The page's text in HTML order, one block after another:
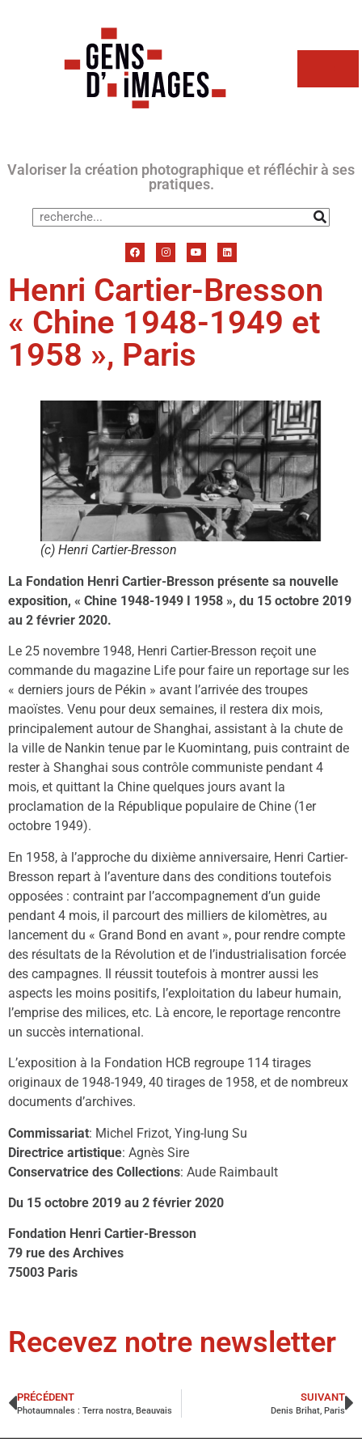
Valoriser la création photographique et réfléchir à ses
pratiques.
Henri Cartier-Bresson
« Chine 1948-1949 et
1958 », Paris
(c) Henri Cartier-Bresson
La Fondation Henri Cartier-Bresson présente sa nouvelle
exposition, « Chine 1948-1949 I 1958 », du 15 octobre 2019
au 2 février 2020.
Le 25 novembre 1948, Henri Cartier-Bresson reçoit une
commande du magazine Life pour faire un reportage sur les
« derniers jours de Pékin » avant l’arrivée des troupes
maoïstes. Venu pour deux semaines, il restera dix mois,
principalement autour de Shanghai, assistant à la chute de
la ville de Nankin tenue par le Kuomintang, puis contraint de
rester à Shanghai sous contrôle communiste pendant 4
mois, et quittant la Chine quelques jours avant la
proclamation de la République populaire de Chine (1er
octobre 1949).
En 1958, à l’approche du dixième anniversaire, Henri Cartier-
Bresson repart à l’aventure dans des conditions toutefois
opposées : contraint par l’accompagnement d’un guide
pendant 4 mois, il parcourt des milliers de kilomètres, au
lancement du « Grand Bond en avant », pour rendre compte
des résultats de la Révolution et de l’industrialisation forcée
des campagnes. Il réussit toutefois à montrer aussi les
aspects les moins positifs, l’exploitation du labeur humain,
l’emprise des milices, etc. Là encore, le reportage rencontre
un succès international.
L’exposition à la Fondation HCB regroupe 114 tirages
originaux de 1948-1949, 40 tirages de 1958, et de nombreux
documents d’archives.
Commissariat: Michel Frizot, Ying-lung Su
Directrice artistique: Agnès Sire
Conservatrice des Collections: Aude Raimbault
Du 15 octobre 2019 au 2 février 2020
Fondation Henri Cartier-Bresson
79 rue des Archives
75003 Paris
Recevez notre newsletter
PRÉCÉDENT
Photaumnales : Terra nostra, Beauvais
SUIVANT
Denis Brihat, Paris